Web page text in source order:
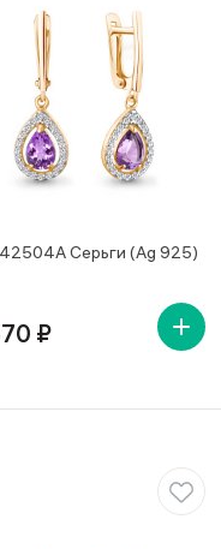
Серьги (Ag 925)
₽